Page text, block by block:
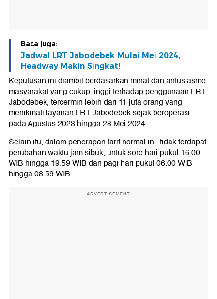
Baca juga:
Jadwal LRT Jabodebek Mulai Mei 2024,
Headway Makin Singkat!
Keputusan ini diambil berdasarkan minat dan antusiasme
masyarakat yang cukup tinggi terhadap penggunaan LRT
Jabodebek, tercermin lebih dari 11 juta orang yang
menikmati layanan LRT Jabodebek sejak beroperasi
pada Agustus 2023 hingga 28 Mei 2024.
Selain itu, dalam penerapan tarif normal ini, tidak terdapat
perubahan waktu jam sibuk, untuk sore hari pukul 16.00
WIB hingga 19.59 WIB dan pagi hari pukul 06.00 WIB
hingga 08.59 WIB.
ADVERTISEMENT